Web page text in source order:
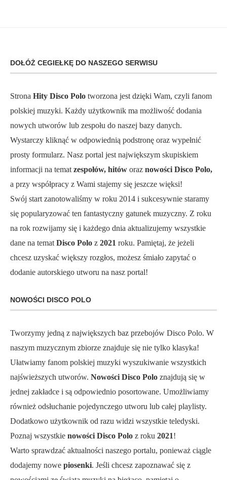
DOŁÓŻ CEGIEŁKĘ DO NASZEGO SERWISU
Strona Hity Disco Polo tworzona jest dzięki Wam, czyli fanom
polskiej muzyki. Każdy użytkownik ma możliwość dodania
nowych utworów lub zespołu do naszej bazy danych.
Wystarczy kliknąć w odpowiednią podstronę oraz wypełnić
prosty formularz. Nasz portal jest największym skupiskiem
informacji na temat zespołów, hitów oraz nowości Disco Polo,
a przy współpracy z Wami stajemy się jeszcze więksi!
Swój start zanotowaliśmy w roku 2014 i sukcesywnie staramy
się popularyzować ten fantastyczny gatunek muzyczny. Z roku
na rok rozwijamy się i każdego dnia aktualizujemy wszystkie
dane na temat Disco Polo z 2021 roku. Pamiętaj, że jeżeli
chcesz uzyskać większy rozgłos, możesz śmiało zapytać o
dodanie autorskiego utworu na nasz portal!
NOWOŚCI DISCO POLO
Tworzymy jedną z największych baz przebojów Disco Polo. W
naszym muzycznym zbiorze znajduje się nie tylko klasyka!
Ułatwiamy fanom polskiej muzyki wyszukiwanie wszystkich
najświeższych utworów. Nowości Disco Polo znajdują się w
jednej zakładce i są odpowiednio posortowane. Umożliwiamy
również odsłuchanie pojedynczego utworu lub całej playlisty.
Dodatkowo użytkownik od razu widzi wszystkie teledyski.
Poznaj wszystkie nowości Disco Polo z roku 2021!
Warto sprawdzać aktualności naszego portalu, ponieważ ciągle
dodajemy nowe piosenki. Jeśli chcesz zapoznawać się z